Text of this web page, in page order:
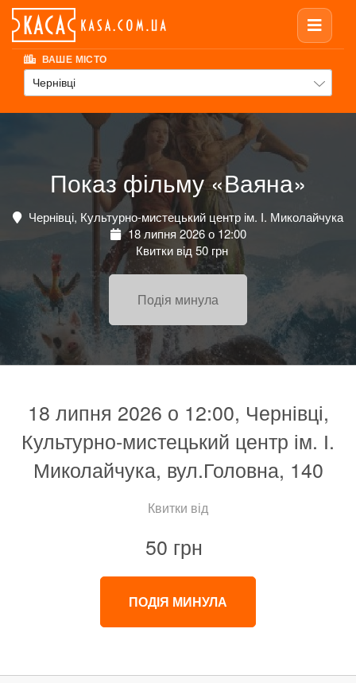
ВАШЕ МІСТО
Чернівці
Показ фільму «Ваяна»
Чернівці, Культурно-мистецький центр ім. І. Миколайчука
18 липня 2026 о 12:00
Квитки від 50 грн
Подія минула
18 липня 2026 о 12:00, Чернівці,
Культурно-мистецький центр ім. І.
Миколайчука, вул.Головна, 140
Квитки від
50 грн
ПОДІЯ МИНУЛА